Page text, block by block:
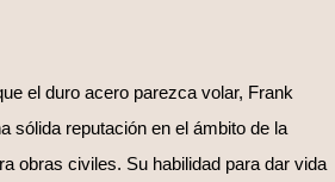
el duro acero parezca volar, Frank
sólida reputación en el ámbito de la
obras civiles. Su habilidad para dar vida